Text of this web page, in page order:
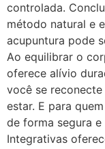
controlada.
método natural e
acupuntura pode
Ao equilibrar o
oferece alívio
você se
estar. E para
de forma segura
Integrativas